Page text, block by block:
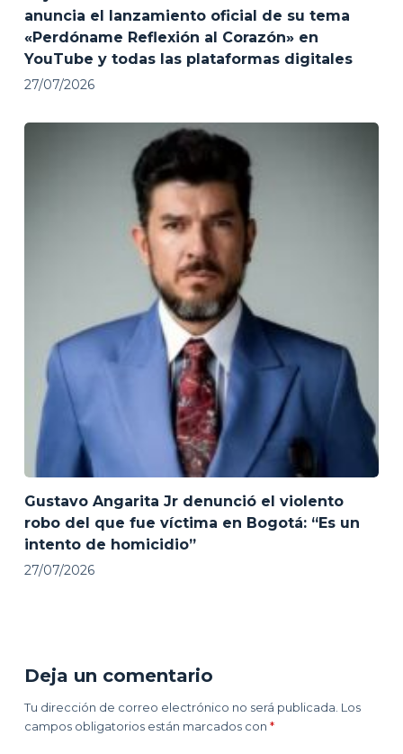
anuncia el lanzamiento oficial de su tema
«Perdóname Reflexión al Corazón» en
YouTube y todas las plataformas digitales
27/07/2026
Gustavo Angarita Jr denunció el violento
robo del que fue víctima en Bogotá: “Es un
intento de homicidio”
27/07/2026
Deja un comentario
Tu dirección de correo electrónico no será publicada. Los
campos obligatorios están marcados con *